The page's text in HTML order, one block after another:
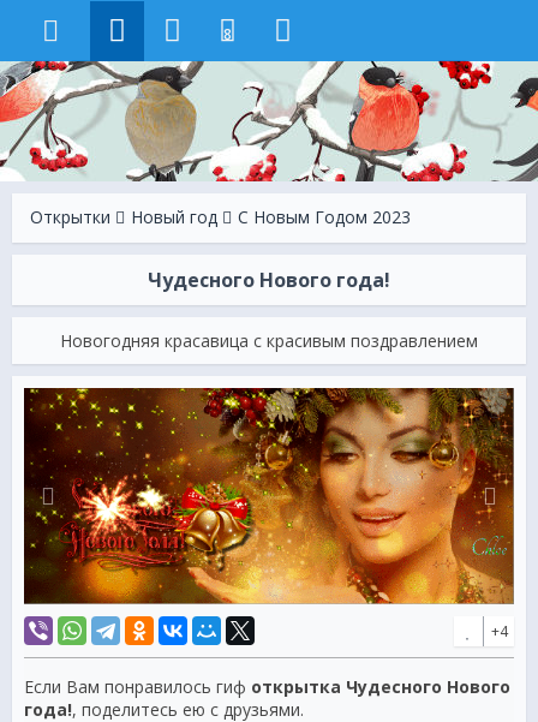
8
Открытки Новый год С Новым Годом 2023
Чудесного Нового года!
Новогодняя красавица с красивым поздравлением
+4
Если Вам понравилось гиф открытка Чудесного Нового
года!, поделитесь ею с друзьями.